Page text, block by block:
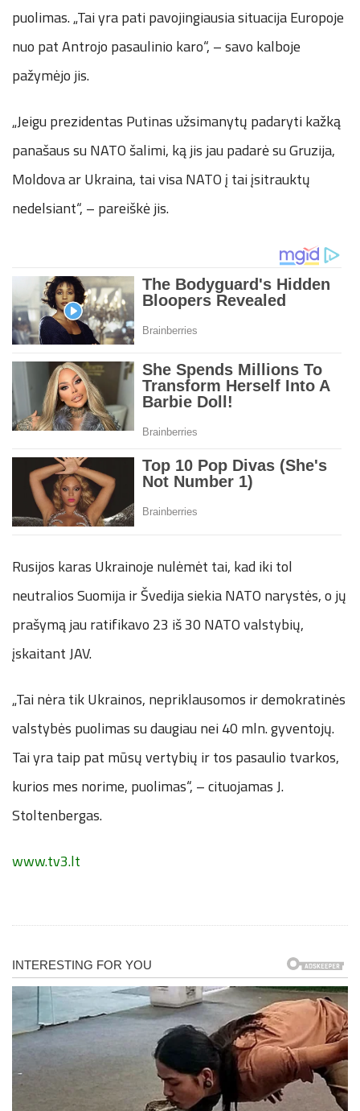
puolimas. „Tai yra pati pavojingiausia situacija Europoje
nuo pat Antrojo pasaulinio karo“, – savo kalboje
pažymėjo jis.
„Jeigu prezidentas Putinas užsimanytų padaryti kažką
panašaus su NATO šalimi, ką jis jau padarė su Gruzija,
Moldova ar Ukraina, tai visa NATO į tai įsitrauktų
nedelsiant“, – pareiškė jis.
Rusijos karas Ukrainoje nulėmėt tai, kad iki tol
neutralios Suomija ir Švedija siekia NATO narystės, o jų
prašymą jau ratifikavo 23 iš 30 NATO valstybių,
įskaitant JAV.
„Tai nėra tik Ukrainos, nepriklausomos ir demokratinės
valstybės puolimas su daugiau nei 40 mln. gyventojų.
Tai yra taip pat mūsų vertybių ir tos pasaulio tvarkos,
kurios mes norime, puolimas“, – cituojamas J.
Stoltenbergas.
www.tv3.lt